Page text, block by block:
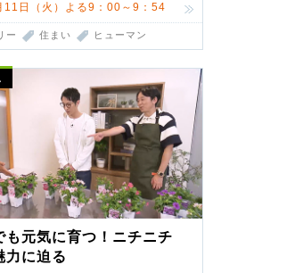
11日（火）よる9：00～9：54
ー 住まい ヒューマン
も元気に育つ！ニチニチ
力に迫る